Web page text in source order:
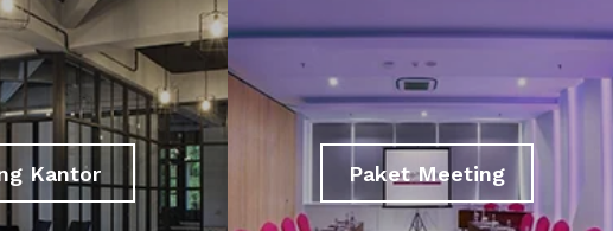
Kantor Paket Meeting